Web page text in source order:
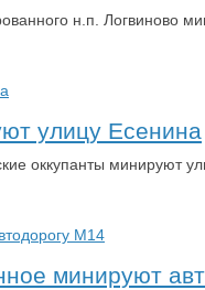
н.п. Логвиново
улицу Есенина
оккупанты минируют
минируют